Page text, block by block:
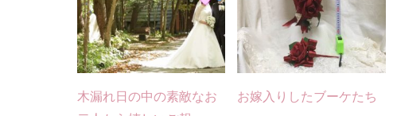
木漏れ日の中の素敵なお
お嫁入りしたブーケたち